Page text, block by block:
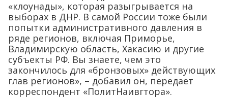
«клоунады», которая разыгрывается на
выборах в ДНР. В самой России тоже были
попытки административного давления в
ряде регионов, включая Приморье,
Владимирскую область, Хакасию и другие
субъекты РФ. Вы знаете, чем это
закончилось для «бронзовых» действующих
глав регионов», – добавил он, передает
корреспондент «ПолитНаивгтора».